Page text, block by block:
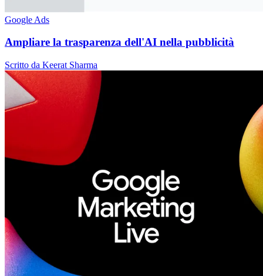
Google Ads
Ampliare la trasparenza dell'AI nella pubblicità
Scritto da Keerat Sharma